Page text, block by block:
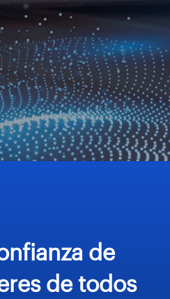
de
de todos